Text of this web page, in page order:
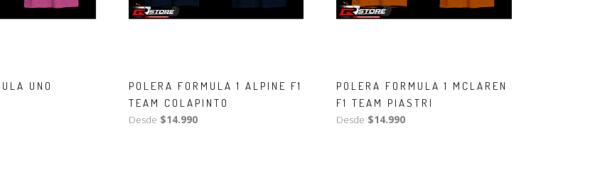
UNO
POLERA FORMULA 1 ALPINE F1
TEAM COLAPINTO
Desde $14.990
POLERA FORMULA 1 MCLAREN
F1 TEAM PIASTRI
Desde $14.990